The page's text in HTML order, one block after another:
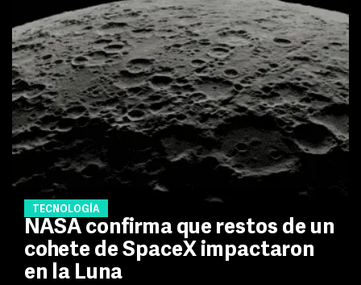
TECNOLOGÍA
NASA confirma que restos de un
cohete de SpaceX impactaron
en la Luna